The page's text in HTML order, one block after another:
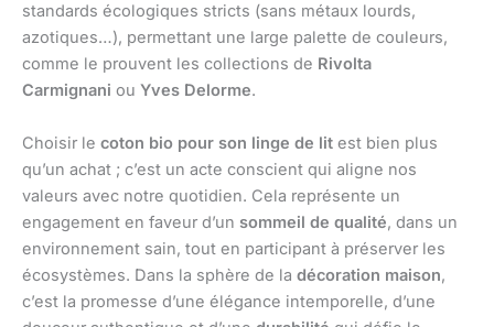
standards écologiques stricts (sans métaux lourds,
azotiques…), permettant une large palette de couleurs,
comme le prouvent les collections de Rivolta
Carmignani ou Yves Delorme.
Choisir le coton bio pour son linge de lit est bien plus
qu’un achat ; c’est un acte conscient qui aligne nos
valeurs avec notre quotidien. Cela représente un
engagement en faveur d’un sommeil de qualité, dans un
environnement sain, tout en participant à préserver les
écosystèmes. Dans la sphère de la décoration maison,
c’est la promesse d’une élégance intemporelle, d’une